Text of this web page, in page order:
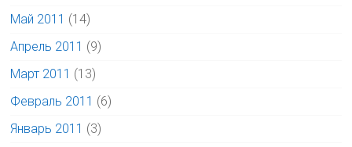
Май 2011 (14)
Апрель 2011 (9)
Март 2011 (13)
Февраль 2011 (6)
Январь 2011 (3)